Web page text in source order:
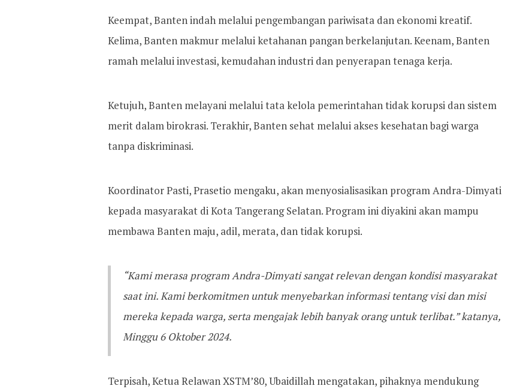
Keempat, Banten indah melalui pengembangan pariwisata dan ekonomi kreatif.
Kelima, Banten makmur melalui ketahanan pangan berkelanjutan. Keenam, Banten
ramah melalui investasi, kemudahan industri dan penyerapan tenaga kerja.
Ketujuh, Banten melayani melalui tata kelola pemerintahan tidak korupsi dan sistem
merit dalam birokrasi. Terakhir, Banten sehat melalui akses kesehatan bagi warga
tanpa diskriminasi.
Koordinator Pasti, Prasetio mengaku, akan menyosialisasikan program Andra-Dimyati
kepada masyarakat di Kota Tangerang Selatan. Program ini diyakini akan mampu
membawa Banten maju, adil, merata, dan tidak korupsi.
“Kami merasa program Andra-Dimyati sangat relevan dengan kondisi masyarakat
saat ini. Kami berkomitmen untuk menyebarkan informasi tentang visi dan misi
mereka kepada warga, serta mengajak lebih banyak orang untuk terlibat.” katanya,
Minggu 6 Oktober 2024.
Terpisah, Ketua Relawan XSTM’80, Ubaidillah mengatakan, pihaknya mendukung